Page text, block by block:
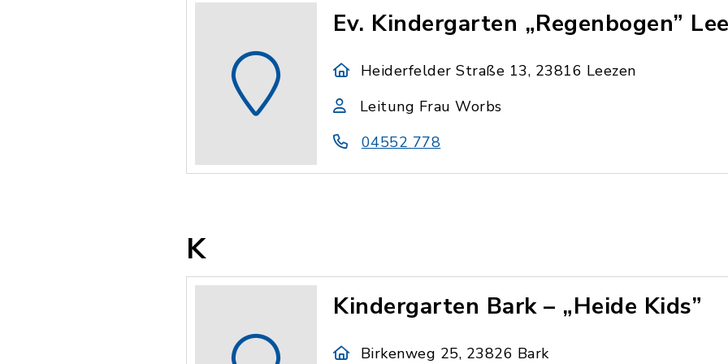
Ev. Kindergarten „Regenbogen”
Heiderfelder Straße 13, 23816 Leezen
Leitung Frau Worbs
04552 778
K
Kindergarten Bark – „Heide Kids”
Birkenweg 25, 23826 Bark